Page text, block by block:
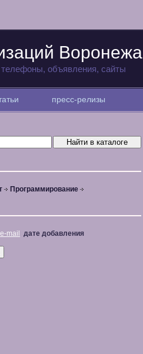
Воронежа
телефоны, объявления, сайты
пресс-релизы
Программирование
e-mail дате добавления